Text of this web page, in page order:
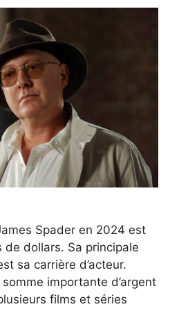
Spader en 2024 est
de dollars. Sa principale
sa carrière d’acteur.
importante d’argent
films et séries